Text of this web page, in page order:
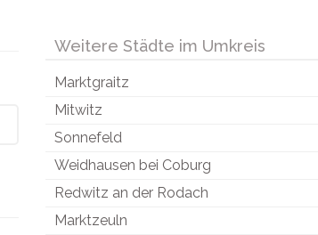
Weitere Städte im Umkreis
Marktgraitz
Mitwitz
Sonnefeld
Weidhausen bei Coburg
Redwitz an der Rodach
Marktzeuln